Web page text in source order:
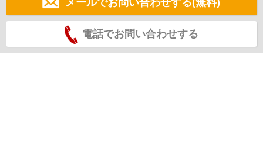
電話でお問い合わせする